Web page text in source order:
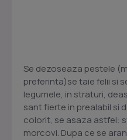
Se dezoseaza pestele
preferinta)se taie felii si
legumele, in straturi,
sant fierte in prealabil si
colorit, se asaza astfel:
morcovi. Dupa ce se